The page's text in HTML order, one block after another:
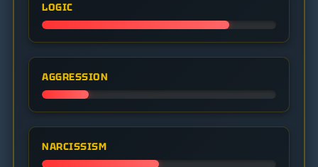
LOGIC
AGGRESSION
NARCISSISM